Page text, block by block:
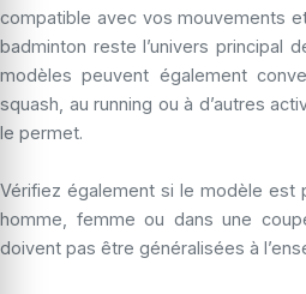
compatible avec vos mouvements
badminton reste l’univers principal
modèles peuvent également
squash, au running ou à d’autres
le permet.
Vérifiez également si le modèle est
homme, femme ou dans une
doivent pas être généralisées à